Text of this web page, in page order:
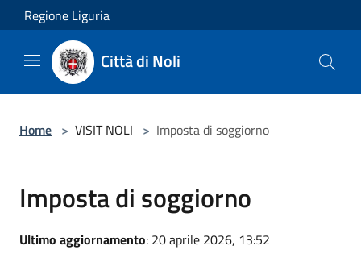
Salta al contenuto principale
Regione Liguria
Città di Noli
Home > VISIT NOLI > Imposta di soggiorno
Imposta di soggiorno
Ultimo aggiornamento: 20 aprile 2026, 13:52